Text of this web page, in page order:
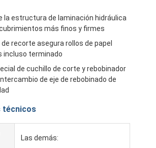
la estructura de laminación hidráulica
más finos y firmes
recorte asegura rollos de papel
incluso terminado
de cuchillo de corte y rebobinador
de eje de rebobinado de
técnicos
Las demás: